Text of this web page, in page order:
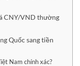
CNY/VND thường
Quốc sang tiền
Nam chính xác?